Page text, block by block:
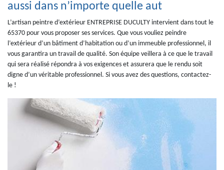
aussi dans n’importe quelle aut
L’artisan peintre d’extérieur ENTREPRISE DUCULTY intervient dans tout le
65370 pour vous proposer ses services. Que vous vouliez peindre
l’extérieur d’un bâtiment d’habitation ou d’un immeuble professionnel, il
vous garantira un travail de qualité. Son équipe veillera à ce que le travail
qui sera réalisé répondra à vos exigences et assurera que le rendu soit
digne d’un véritable professionnel. Si vous avez des questions, contactez-
le !